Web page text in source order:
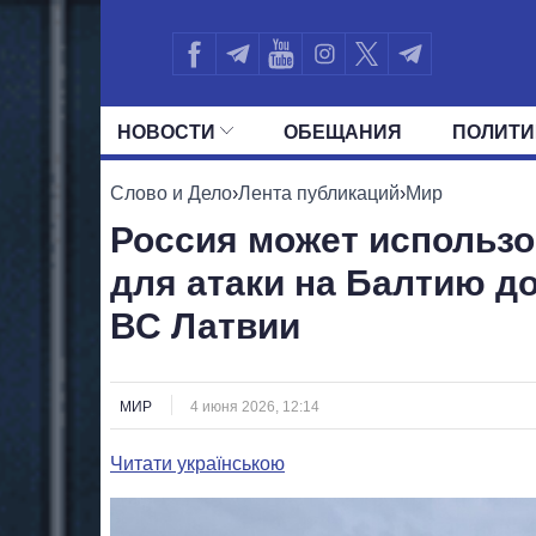
НОВОСТИ ОБЕЩАНИЯ
ВСЕ ПОЛИТИКИ ПРЕЗИДЕНТ И
Слово и Дело›Лента публикаций›Мир
Россия может
для атаки на Балтию
ВС Латвии
МИР 4 июня 2026, 12:14
Читати українською